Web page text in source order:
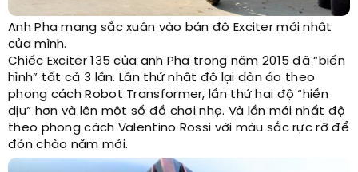
Anh Pha mang sắc xuân vào bản độ Exciter mới nhất
của mình.
Chiếc Exciter 135 của anh Pha trong năm 2015 đã “biến
hình” tất cả 3 lần. Lần thứ nhất độ lại dàn áo theo
phong cách Robot Transformer, lần thứ hai độ “hiền
dịu” hơn và lên một số đồ chơi nhẹ. Và lần mới nhất độ
theo phong cách Valentino Rossi với màu sắc rực rỡ để
đón chào năm mới.